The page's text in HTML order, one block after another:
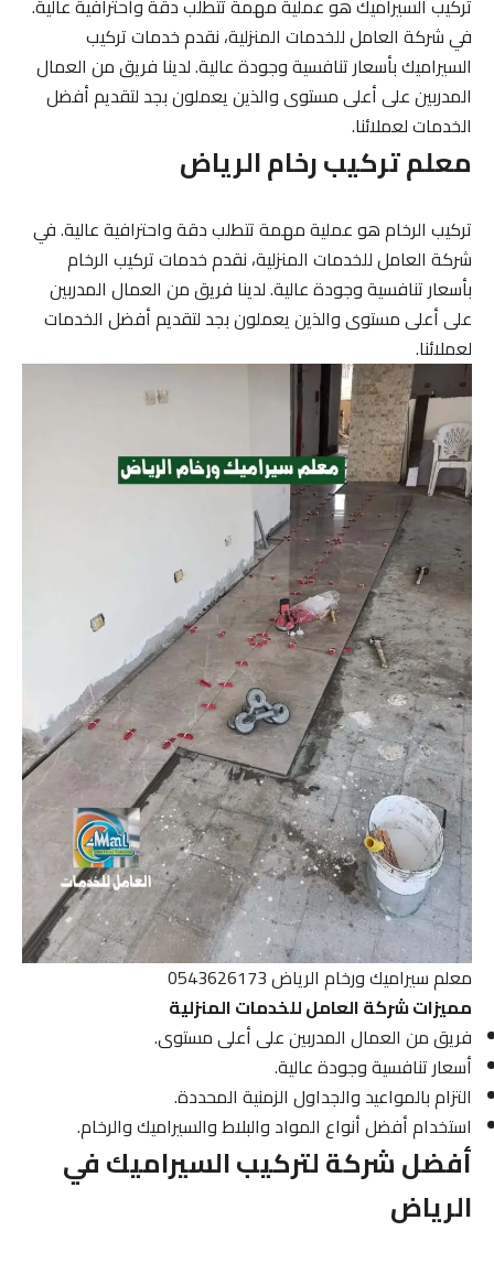
في شركة العامل للخدمات المنزلية، نقدم خدمات تركيب
السيراميك بأسعار تنافسية وجودة عالية. لدينا فريق من العمال
المدربين على أعلى مستوى والذين يعملون بجد لتقديم أفضل
الخدمات لعملائنا.
معلم تركيب رخام الرياض
تركيب الرخام هو عملية مهمة تتطلب دقة واحترافية عالية. في
شركة العامل للخدمات المنزلية، نقدم خدمات تركيب الرخام
بأسعار تنافسية وجودة عالية. لدينا فريق من العمال المدربين
على أعلى مستوى والذين يعملون بجد لتقديم أفضل الخدمات
لعملائنا.
معلم سيراميك ورخام الرياض 0543626173
مميزات شركة العامل للخدمات المنزلية
فريق من العمال المدربين على أعلى مستوى.
أسعار تنافسية وجودة عالية.
التزام بالمواعيد والجداول الزمنية المحددة.
استخدام أفضل أنواع المواد والبلاط والسيراميك والرخام.
أفضل شركة لتركيب السيراميك في
الرياض